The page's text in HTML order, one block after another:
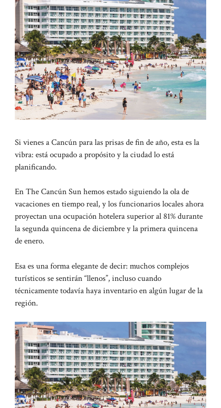
Si vienes a Cancún para las prisas de fin de año, esta es la
vibra: está ocupado a propósito y la ciudad lo está
planificando.
En The Cancún Sun hemos estado siguiendo la ola de
vacaciones en tiempo real, y los funcionarios locales ahora
proyectan una ocupación hotelera superior al 81% durante
la segunda quincena de diciembre y la primera quincena
de enero.
Esa es una forma elegante de decir: muchos complejos
turísticos se sentirán “llenos”, incluso cuando
técnicamente todavía haya inventario en algún lugar de la
región.